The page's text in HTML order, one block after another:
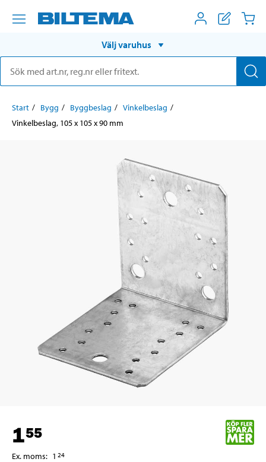
Välj varuhus
Start Bygg Byggbeslag
Vinkelbeslag
Vinkelbeslag, 105 x 105 x 90 mm
155
Ex. moms: 1 24